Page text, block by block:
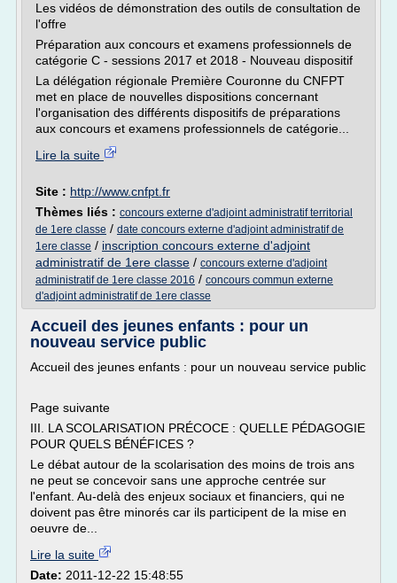
Les vidéos de démonstration des outils de consultation de
l'offre
Préparation aux concours et examens professionnels de
catégorie C - sessions 2017 et 2018 - Nouveau dispositif
La délégation régionale Première Couronne du CNFPT
met en place de nouvelles dispositions concernant
l'organisation des différents dispositifs de préparations
aux concours et examens professionnels de catégorie...
Lire la suite
Site : http://www.cnfpt.fr
Thèmes liés : concours externe d'adjoint administratif territorial
de 1ere classe / date concours externe d'adjoint administratif de
1ere classe / inscription concours externe d'adjoint
administratif de 1ere classe / concours externe d'adjoint
administratif de 1ere classe 2016 / concours commun externe
d'adjoint administratif de 1ere classe
Accueil des jeunes enfants : pour un
nouveau service public
Accueil des jeunes enfants : pour un nouveau service public
Page suivante
III. LA SCOLARISATION PRÉCOCE : QUELLE PÉDAGOGIE
POUR QUELS BÉNÉFICES ?
Le débat autour de la scolarisation des moins de trois ans
ne peut se concevoir sans une approche centrée sur
l'enfant. Au-delà des enjeux sociaux et financiers, qui ne
doivent pas être minorés car ils participent de la mise en
oeuvre de...
Lire la suite
Date: 2011-12-22 15:48:55